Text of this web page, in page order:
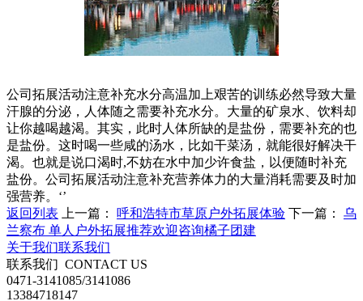
公司拓展活动注意补充水分高温加上艰苦的训练必然导致大量
汗腺的分泌，人体随之需要补充水分。大量的矿泉水、饮料却
让你越喝越渴。其实，此时人体所缺的是盐份，需要补充的也
是盐份。这时喝一些咸的汤水，比如干菜汤，就能很好解决干
渴。也就是说口渴时,不妨在水中加少许食盐，以便随时补充
盐份。公司拓展活动注意补充营养体力的大量消耗需要及时加
强营养。‘’
返回列表
上一篇： 呼和浩特市草原户外拓展体验 下一篇： 乌
兰察布 单人户外拓展推荐欢迎咨询橘子团建
关于我们联系我们
联系我们 CONTACT US
0471-3141085/3141086
13384718147